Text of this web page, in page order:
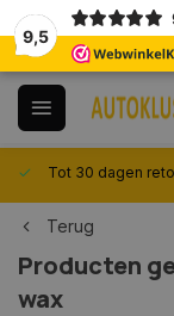
9,5
Tot 30 dagen
Terug
Producten
wax